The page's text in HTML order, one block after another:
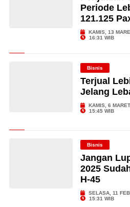
Periode
121.125
KAMIS, 13
16:31 WIB
Bisnis
Terjual
Jelang
KAMIS, 6
15:45 WIB
Bisnis
Jangan
2025
H-45
SELASA, 11
15:31 WIB